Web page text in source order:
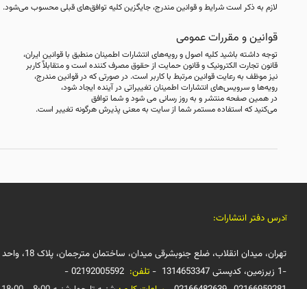
لازم به ذکر است شرایط و قوانین مندرج، جایگزین کلیه توافق‏‌های قبلی محسوب می‏‌شود.
قوانین و مقررات عمومی
توجه داشته باشید کلیه اصول و رویه‏‌های انتشارات اطمینان منطبق با قوانین ایران،
قانون تجارت الکترونیک و قانون حمایت از حقوق مصرف کننده است و متقابلاٌ کاربر
نیز موظف به رعایت قوانین مرتبط با کاربر است. در صورتی که در قوانین مندرج،
رویه‏‌ها و سرویس‏‌های انتشارات اطمینان تغییراتی در آینده ایجاد شود،
در همین صفحه منتشر و به روز رسانی می شود و شما توافق
می‏‌کنید که استفاده مستمر شما از سایت به معنی پذیرش هرگونه تغییر است.
دفتر انتشارات:
تهران، میدان انقلاب، ضلع جنوبشرقی میدان، ساختمان مترجمان، پلاک 18، واحد
تلفن:
02192005592 -